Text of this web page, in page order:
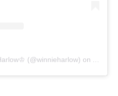
(@winnieharlow) on